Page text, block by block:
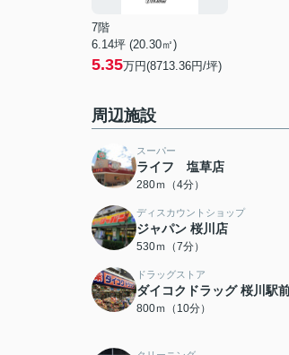
7階
6.14坪 (20.30㎡)
5.35万円(8713.36円/坪)
周辺施設
スーパー
ライフ 塩草店
280ｍ（4分）
ディスカウントショップ
ジャパン 桜川店
530ｍ（7分）
ドラッグストア
ダイコクドラッグ 桜川駅
800ｍ（10分）